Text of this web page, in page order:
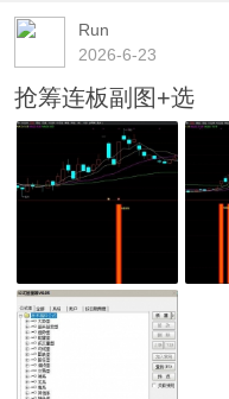
Run
2026-6-23
抢筹连板副图+选